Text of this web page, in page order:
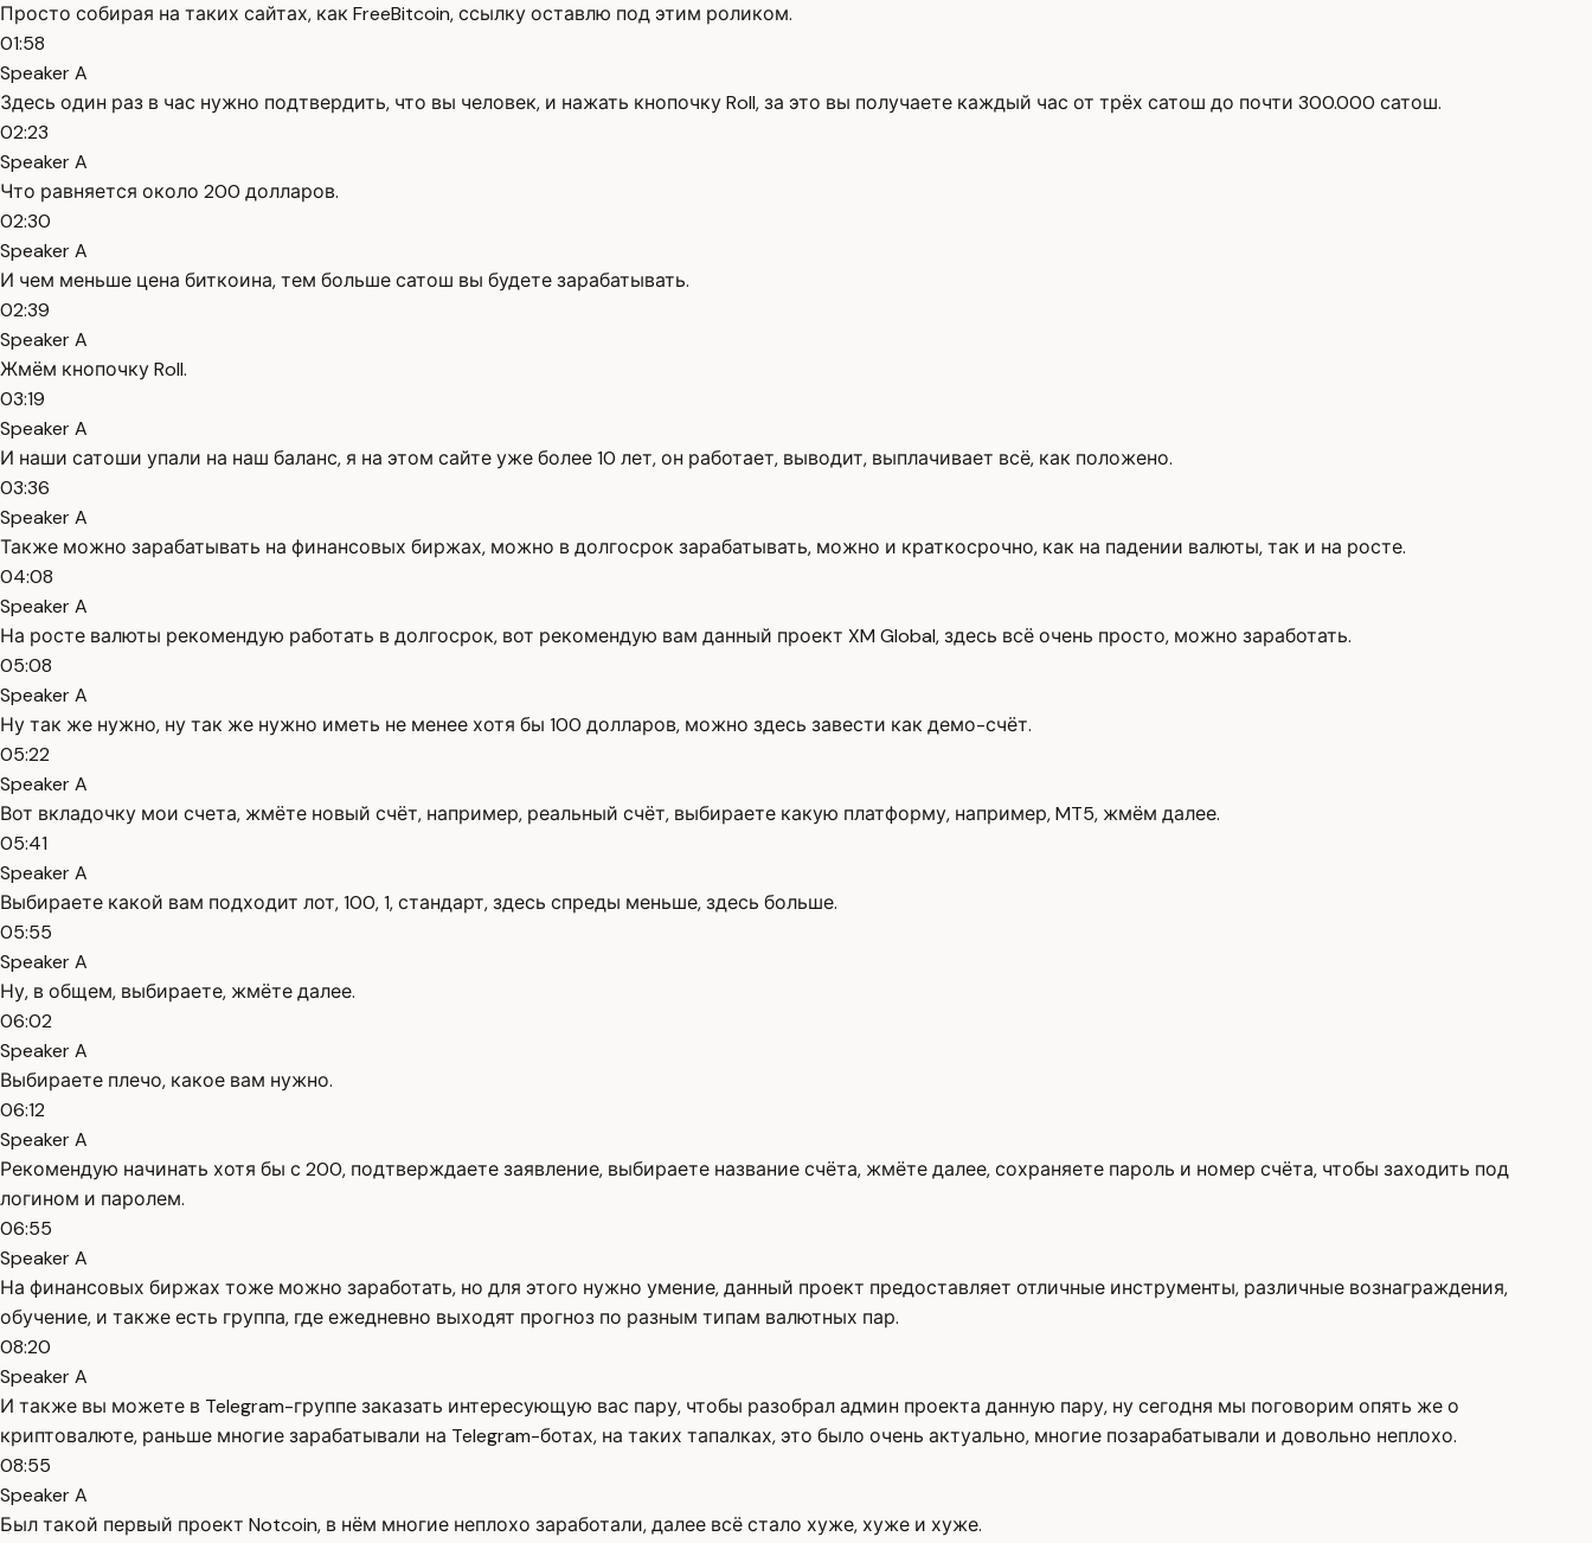
Просто собирая на таких сайтах, как FreeBitcoin, ссылку оставлю под этим роликом.
01:58
Speaker A
Здесь один раз в час нужно подтвердить, что вы человек, и нажать кнопочку Roll, за это вы получаете каждый час от трёх сатош до почти 300.000 сатош.
02:23
Speaker A
Что равняется около 200 долларов.
02:30
Speaker A
И чем меньше цена биткоина, тем больше сатош вы будете зарабатывать.
02:39
Speaker A
Жмём кнопочку Roll.
03:19
Speaker A
И наши сатоши упали на наш баланс, я на этом сайте уже более 10 лет, он работает, выводит, выплачивает всё, как положено.
03:36
Speaker A
Также можно зарабатывать на финансовых биржах, можно в долгосрок зарабатывать, можно и краткосрочно, как на падении валюты, так и на росте.
04:08
Speaker A
На росте валюты рекомендую работать в долгосрок, вот рекомендую вам данный проект XM Global, здесь всё очень просто, можно заработать.
05:08
Speaker A
Ну так же нужно, ну так же нужно иметь не менее хотя бы 100 долларов, можно здесь завести как демо-счёт.
05:22
Speaker A
Вот вкладочку мои счета, жмёте новый счёт, например, реальный счёт, выбираете какую платформу, например, MT5, жмём далее.
05:41
Speaker A
Выбираете какой вам подходит лот, 100, 1, стандарт, здесь спреды меньше, здесь больше.
05:55
Speaker A
Ну, в общем, выбираете, жмёте далее.
06:02
Speaker A
Выбираете плечо, какое вам нужно.
06:12
Speaker A
Рекомендую начинать хотя бы с 200, подтверждаете заявление, выбираете название счёта, жмёте далее, сохраняете пароль и номер счёта, чтобы заходить под
логином и паролем.
06:55
Speaker A
На финансовых биржах тоже можно заработать, но для этого нужно умение, данный проект предоставляет отличные инструменты, различные вознаграждения,
обучение, и также есть группа, где ежедневно выходят прогноз по разным типам валютных пар.
08:20
Speaker A
И также вы можете в Telegram-группе заказать интересующую вас пару, чтобы разобрал админ проекта данную пару, ну сегодня мы поговорим опять же о
криптовалюте, раньше многие зарабатывали на Telegram-ботах, на таких тапалках, это было очень актуально, многие позарабатывали и довольно неплохо.
08:55
Speaker A
Был такой первый проект Notcoin, в нём многие неплохо заработали, далее всё стало хуже, хуже и хуже.